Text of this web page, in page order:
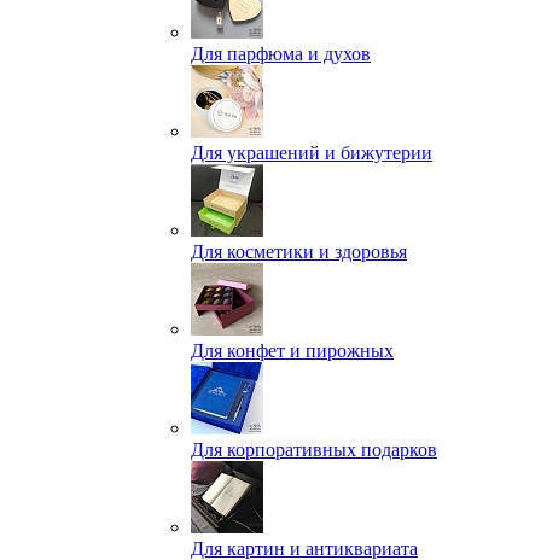
Для парфюма и духов
Для украшений и бижутерии
Для косметики и здоровья
Для конфет и пирожных
Для корпоративных подарков
Для картин и антиквариата